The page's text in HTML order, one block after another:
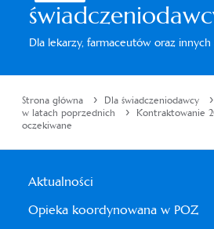
Dla lekarzy, farmaceutów oraz
Strona główna › Dla świadczeniodawcy ›
w latach poprzednich
› Kontraktowanie
oczekiwane
Aktualności
Opieka koordynowana w POZ